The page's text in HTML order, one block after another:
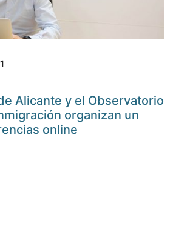
Alicante y el Observatorio
organizan un
online